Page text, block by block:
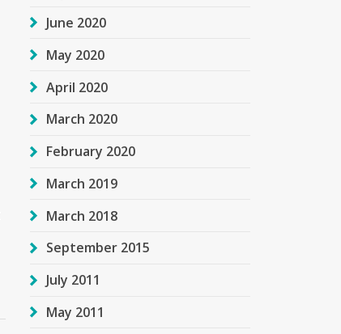
June 2020
May 2020
April 2020
March 2020
February 2020
March 2019
March 2018
September 2015
July 2011
May 2011